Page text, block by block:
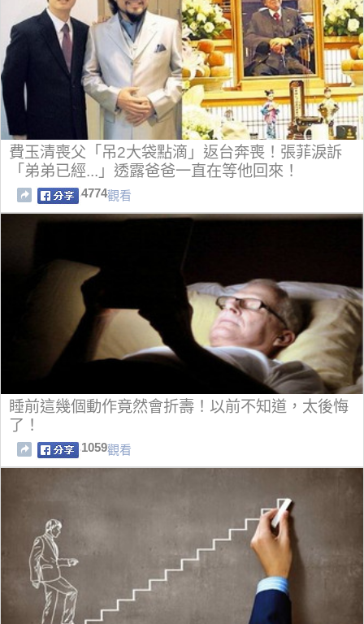
費玉清喪父「吊2大袋點滴」返台奔喪！張菲淚訴
「弟弟已經...」透露爸爸一直在等他回來！
4774觀看
睡前這幾個動作竟然會折壽！以前不知道，太後悔
了！
1059觀看